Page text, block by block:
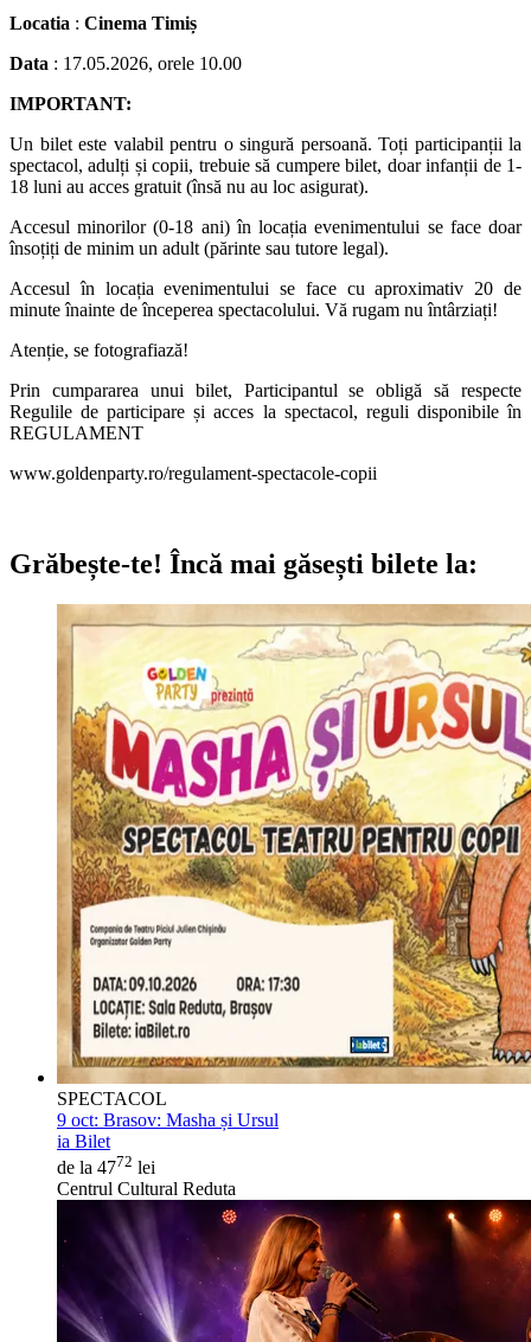
Locatia : Cinema Timiș
Data : 17.05.2026, orele 10.00
IMPORTANT:
Un bilet este valabil pentru o singură persoană. Toți participanții la
spectacol, adulți și copii, trebuie să cumpere bilet, doar infanții de 1-
18 luni au acces gratuit (însă nu au loc asigurat).
Accesul minorilor (0-18 ani) în locația evenimentului se face doar
însoțiți de minim un adult (părinte sau tutore legal).
Accesul în locația evenimentului se face cu aproximativ 20 de
minute înainte de începerea spectacolului. Vă rugam nu întârziați!
Atenție, se fotografiază!
Prin cumpararea unui bilet, Participantul se obligă să respecte
Regulile de participare și acces la spectacol, reguli disponibile în
REGULAMENT
www.goldenparty.ro/regulament-spectacole-copii
Grăbește-te! Încă mai găsești bilete la:
SPECTACOL
9 oct: Brasov: Masha și Ursul
ia Bilet
de la 4772 lei
Centrul Cultural Reduta